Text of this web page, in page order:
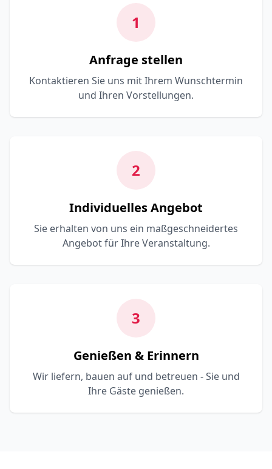
1
Anfrage stellen
Kontaktieren Sie uns mit Ihrem Wunschtermin
und Ihren Vorstellungen.
2
Individuelles Angebot
Sie erhalten von uns ein maßgeschneidertes
Angebot für Ihre Veranstaltung.
3
Genießen & Erinnern
Wir liefern, bauen auf und betreuen - Sie und
Ihre Gäste genießen.